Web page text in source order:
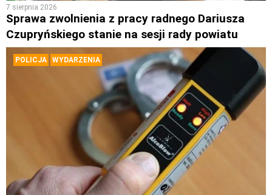
7 sierpnia 2026
Sprawa zwolnienia z pracy radnego Dariusza
Czupryńskiego stanie na sesji rady powiatu
POLICJA WYDARZENIA